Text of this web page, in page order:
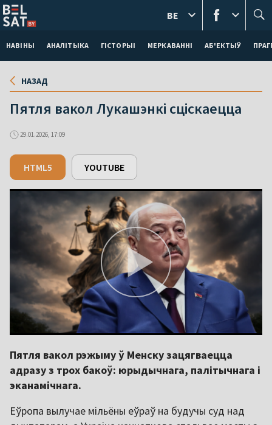
НАВІНЫ АНАЛІТЫКА ГІСТОРЫІ МЕРКАВАННI АБ'ЕКТЫЎ
BE
НАЗАД
Пятля вакол Лукашэнкі сціскаецца
29.01.2026, 17:09
HTML5 YOUTUBE
Пятля вакол рэжыму ў Менску зацягваецца
адразу з трох бакоў: юрыдычнага, палітычнага і
эканамічнага.
Еўропа вылучае мільёны еўраў на будучы суд над